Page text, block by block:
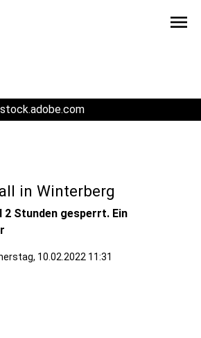
menu
in Winterberg
2 Stunden gesperrt. Ein
10.02.2022 11:31